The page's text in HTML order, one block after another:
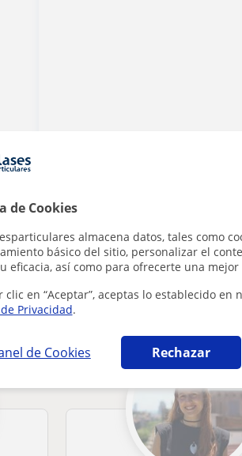
de Cookies
almacena datos, tales como
básico del sitio, personalizar el
eficacia, así como para ofrecerte una
clic en “Aceptar”, aceptas lo establecido en
Privacidad.
de Cookies Rechazar
Inglés que pueden